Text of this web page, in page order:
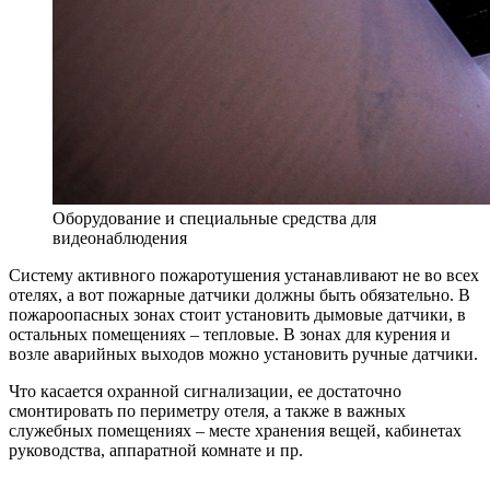
Оборудование и специальные средства для
видеонаблюдения
Систему активного пожаротушения устанавливают не во всех
отелях, а вот пожарные датчики должны быть обязательно. В
пожароопасных зонах стоит установить дымовые датчики, в
остальных помещениях – тепловые. В зонах для курения и
возле аварийных выходов можно установить ручные датчики.
Что касается охранной сигнализации, ее достаточно
смонтировать по периметру отеля, а также в важных
служебных помещениях – месте хранения вещей, кабинетах
руководства, аппаратной комнате и пр.